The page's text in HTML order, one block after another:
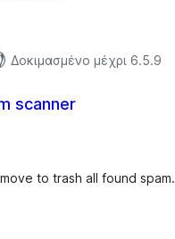
Δοκιμασμένο μέχρι 6.5.9
scanner
to trash all found spam.